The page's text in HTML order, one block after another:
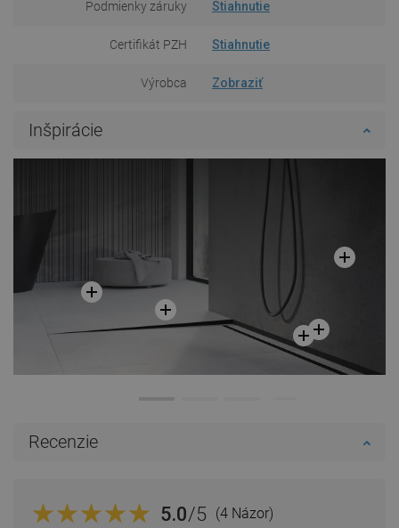
Podmienky záruky Stiahnutie
Certifikát PZH Stiahnutie
Výrobca Zobraziť
Inšpirácie
Recenzie
5.0/5 (4 Názor)